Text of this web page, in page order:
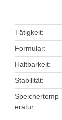
Tätigkeit
Formular
Haltbarkeit
Stabilität
Speichertemp
eratur